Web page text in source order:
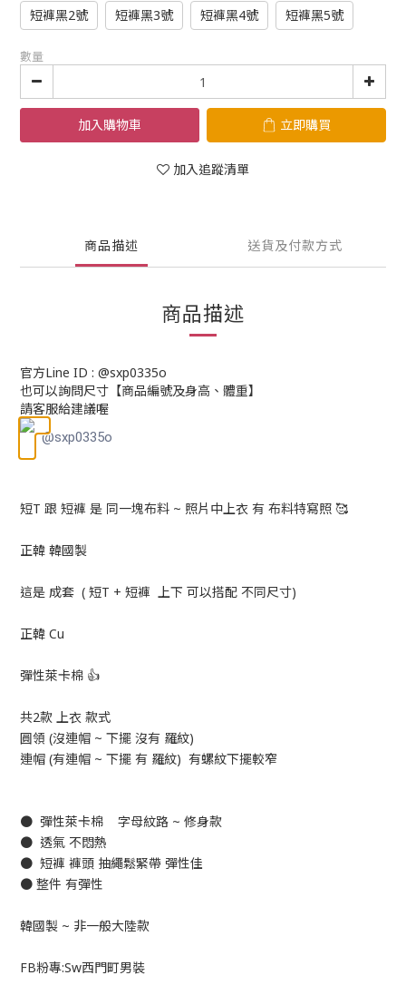
短褲黑2號 短褲黑3號 短褲黑4號 短褲黑5號
數量
加入購物車 立即購買
加入追蹤清單
商品描述 送貨及付款方式
商品描述
官方Line ID : @sxp0335o
也可以詢問尺寸【商品編號及身高、體重】
請客服給建議喔
@sxp0335o
短T 跟 短褲 是 同一塊布料 ~ 照片中上衣 有 布料特寫照 🥰
正韓 韓國製
這是 成套 ( 短T + 短褲 上下 可以搭配 不同尺寸)
正韓 Cu
彈性萊卡棉 👍
共2款 上衣 款式
圓領 (沒連帽 ~ 下擺 沒有 羅紋)
連帽 (有連帽 ~ 下擺 有 羅紋) 有螺紋下擺較窄
● 彈性萊卡棉 字母紋路 ~ 修身款
● 透氣 不悶熱
● 短褲 褲頭 抽繩鬆緊帶 彈性佳
● 整件 有彈性
韓國製 ~ 非一般大陸款
FB粉專:Sw西門町男裝